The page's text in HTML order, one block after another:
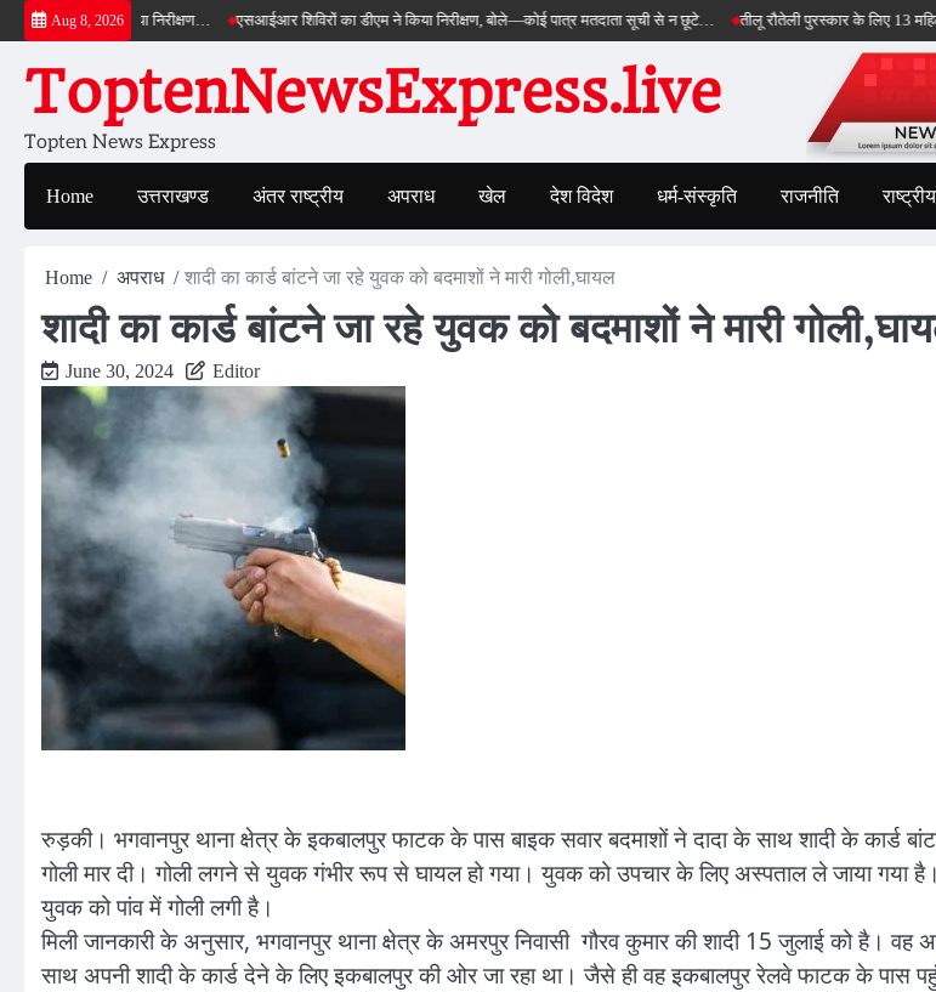
Skip
to
content
Aug 8, 2026
डीएम ने किया निरीक्षण… एसआईआर शिविरों का डीएम ने किया निरीक्षण, बोले—कोई पात्र मतदाता सूची से न छूटे… तीलू रौतेली पुरस्कार के लिए 13 महिलाओं का
ToptenNewsExpress.live
Topten News Express
Home उत्तराखण्ड अंतर राष्ट्रीय अपराध खेल देश विदेश धर्म-संस्कृति राजनीति राष्ट्रीय
Home अपराध शादी का कार्ड बांटने जा रहे युवक को बदमाशों ने मारी गोली,घायल
शादी का कार्ड बांटने जा रहे युवक को बदमाशों ने मारी
June 30, 2024 Editor
रुड़की। भगवानपुर थाना क्षेत्र के इकबालपुर फाटक के पास बाइक सवार बदमाशों ने दादा के साथ शादी के कार्ड
गोली मार दी। गोली लगने से युवक गंभीर रूप से घायल हो गया। युवक को उपचार के लिए अस्पताल ले जाया गया
युवक को पांव में गोली लगी है।
मिली जानकारी के अनुसार, भगवानपुर थाना क्षेत्र के अमरपुर निवासी गौरव कुमार की शादी 15 जुलाई को है। वह
साथ अपनी शादी के कार्ड देने के लिए इकबालपुर की ओर जा रहा था। जैसे ही वह इकबालपुर रेलवे फाटक के पास